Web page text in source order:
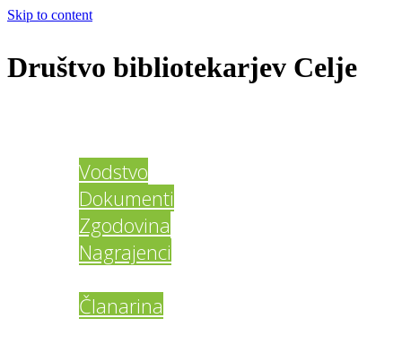
Skip to content
Društvo bibliotekarjev Celje
Vodstvo
Dokumenti
Zgodovina
Nagrajenci
Članarina